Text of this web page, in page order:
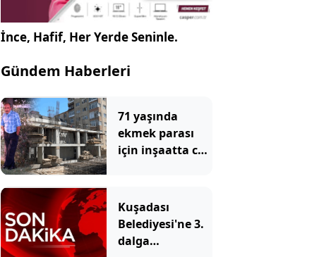
İnce, Hafif, Her Yerde Seninle.
Gündem Haberleri
71 yaşında
ekmek parası
için inşaatta can
Kuşadası
Belediyesi'ne 3.
dalga